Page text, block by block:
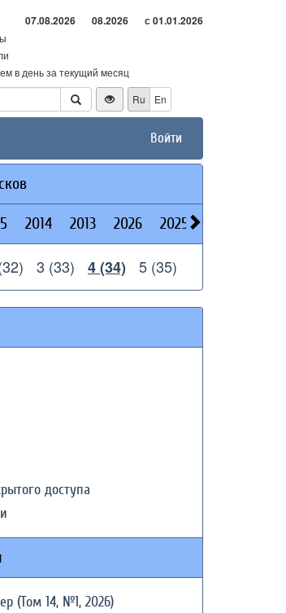
07.08.2026 08.2026 с 01.01.2026
в день за текущий месяц
Ru
En
Войти
2014 2013 2026 2025
3 (33) 4 (34) 5 (35)
доступа
(Том 14, №1, 2026)